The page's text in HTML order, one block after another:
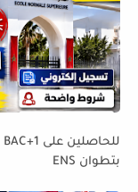
بتطوان ENS